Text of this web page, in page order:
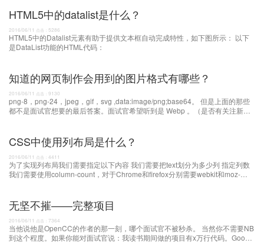
HTML5中的datalist是什么？
2016/06/11 点击： 5286
HTML5中的Datalist元素有助于提供文本框自动完成特性，如下图所示： 以下
是DataList功能的HTML代码：
知道的网页制作会用到的图片格式有哪些？
2016/06/11 点击： 9130
png-8，png-24，jpeg，gif，svg ,data:image/png;base64。 但是上面的那些
都不是面试官想要的最后答案。面试官希望听到是 Webp 。（是否有关注新技
CSS中使用列布局是什么？
2016/06/11 点击： 4411
为了实现列布局我们需要指定以下内容 我们需要把text划分为多少列 指定列数
我们需要使用column-count，对于Chrome和firefox分别需要webkit和moz-
无坚不摧——完整项目
2016/06/11 点击： 7364
当他说他是OpenCC的作者的那一刻，哪个面试官不被秒杀。 当然你不需要NB
到这个程度。如果你能对面试官说：我读书期间做的项目有x万行代码。Google